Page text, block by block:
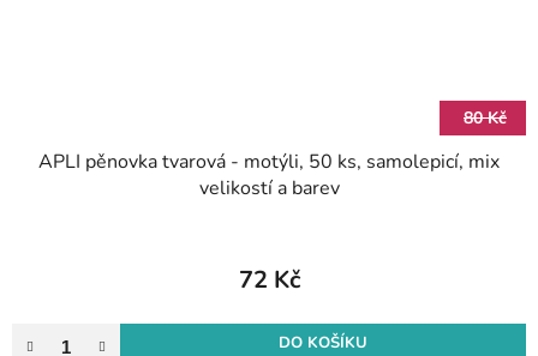
80 Kč
APLI pěnovka tvarová - motýli, 50 ks, samolepicí, mix
velikostí a barev
72 Kč
DO KOŠÍKU